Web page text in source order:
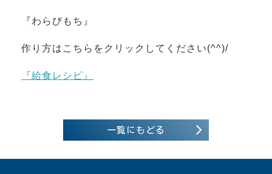
『わらびもち』
作り方はこちらをクリックしてください(^^)/
『給食レシピ』
一覧にもどる